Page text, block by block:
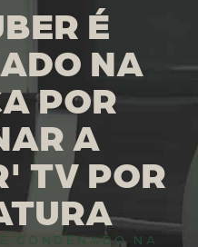
É
NA
POR
A
TV POR
CONDENADO NA